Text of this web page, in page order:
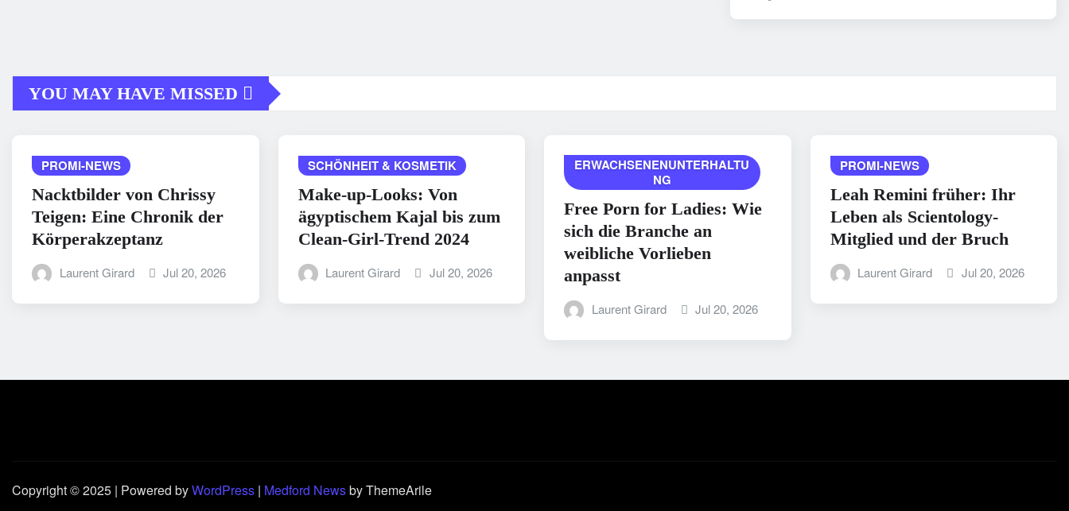
YOU MAY HAVE MISSED
PROMI-NEWS
Nacktbilder von Chrissy
Teigen: Eine Chronik der
Körperakzeptanz
Laurent Girard Jul 20, 2026
SCHÖNHEIT & KOSMETIK
Make-up-Looks: Von
ägyptischem Kajal bis zum
Clean-Girl-Trend 2024
Laurent Girard Jul 20, 2026
ERWACHSENENUNTERHALTU
NG
Free Porn for Ladies: Wie
sich die Branche an
weibliche Vorlieben
anpasst
Laurent Girard Jul 20, 2026
PROMI-NEWS
Leah Remini früher: Ihr
Leben als Scientology-
Mitglied und der Bruch
Laurent Girard Jul 20, 2026
Copyright © 2025 | Powered byWordPress | Medford Newsby ThemeArile